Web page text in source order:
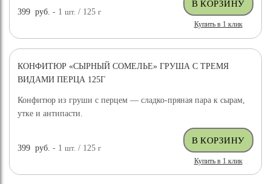
399 руб. - 1шт. / 125г
Купить в 1 клик
КОНФИТЮР «СЫРНЫЙ СОМЕЛЬЕ» ГРУША С ТРЕМЯ
ВИДАМИ ПЕРЦА 125Г
Конфитюр из груши с перцем — сладко-пряная пара к сырам,
утке и антипасти.
399 руб. - 1шт. / 125г
Купить в 1 клик